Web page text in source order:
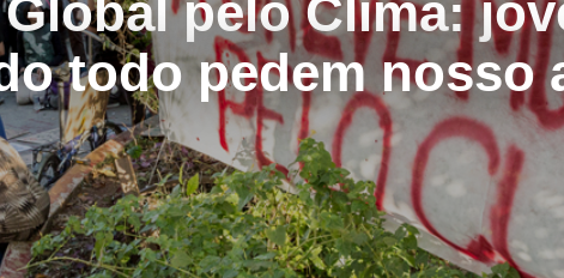
pelo Clima:
todo pedem nosso